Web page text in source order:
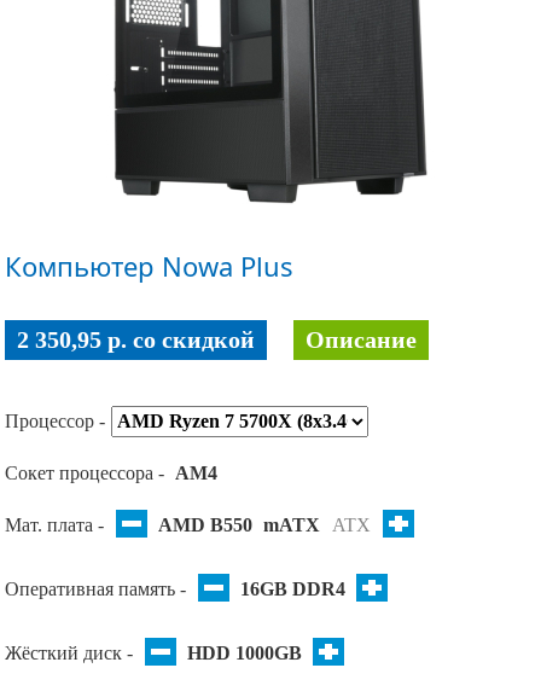
Компьютер Nowa Plus
2 350,95 p. co скидкой Описание
Процессор -
Сокет процессора - AM4
Мат. плата - AMD B550 mATX ATX
Оперативная память - 16GB DDR4
Жёсткий диск - HDD 1000GB